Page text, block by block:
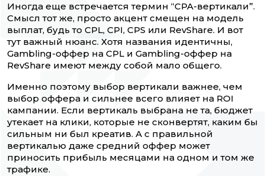
Иногда еще встречается термин “CPA-вертикали”.
Смысл тот же, просто акцент смещен на модель
выплат, будь то CPL, CPI, CPS или RevShare. И вот
тут важный нюанс. Хотя названия идентичны,
Gambling-оффер на CPL и Gambling-оффер на
RevShare имеют между собой мало общего.
Именно поэтому выбор вертикали важнее, чем
выбор оффера и сильнее всего влияет на ROI
кампании. Если вертикаль выбрана не та, бюджет
утекает на клики, которые не сконвертят, каким бы
сильным ни был креатив. А с правильной
вертикалью даже средний оффер может
приносить прибыль месяцами на одном и том же
трафике.